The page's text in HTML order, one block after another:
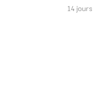
14 jours